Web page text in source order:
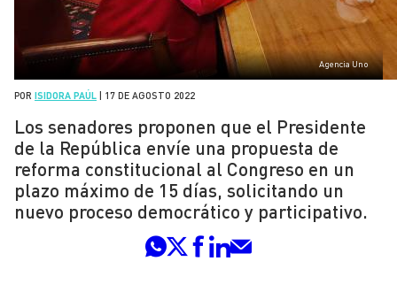
Agencia Uno
POR ISIDORA PAÚL 17 DE AGOSTO 2022
Los senadores proponen que el Presidente
de la República envíe una propuesta de
reforma constitucional al Congreso en un
plazo máximo de 15 días, solicitando un
nuevo proceso democrático y participativo.